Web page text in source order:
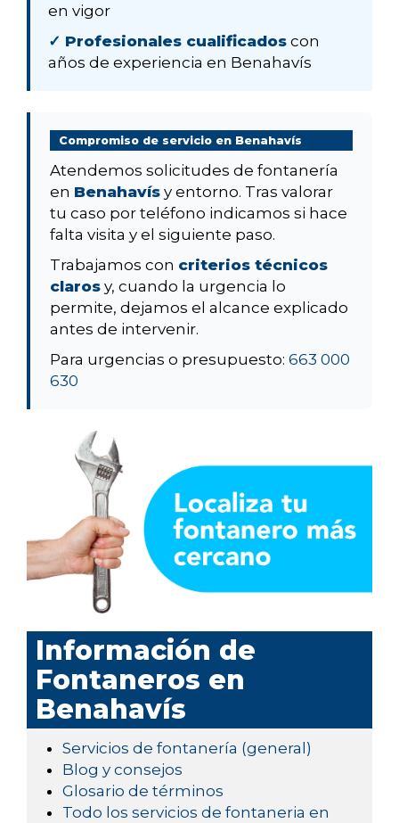
en vigor
✓ Profesionales cualificados con
años de experiencia en Benahavís
Compromiso de servicio en Benahavís
Atendemos solicitudes de fontanería
en Benahavís y entorno. Tras valorar
tu caso por teléfono indicamos si hace
falta visita y el siguiente paso.
Trabajamos con criterios técnicos
claros y, cuando la urgencia lo
permite, dejamos el alcance explicado
antes de intervenir.
Para urgencias o presupuesto: 663 000
630
Información de
Fontaneros en
Benahavís
Servicios de fontanería (general)
Blog y consejos
Glosario de términos
Todo los servicios de fontaneria en